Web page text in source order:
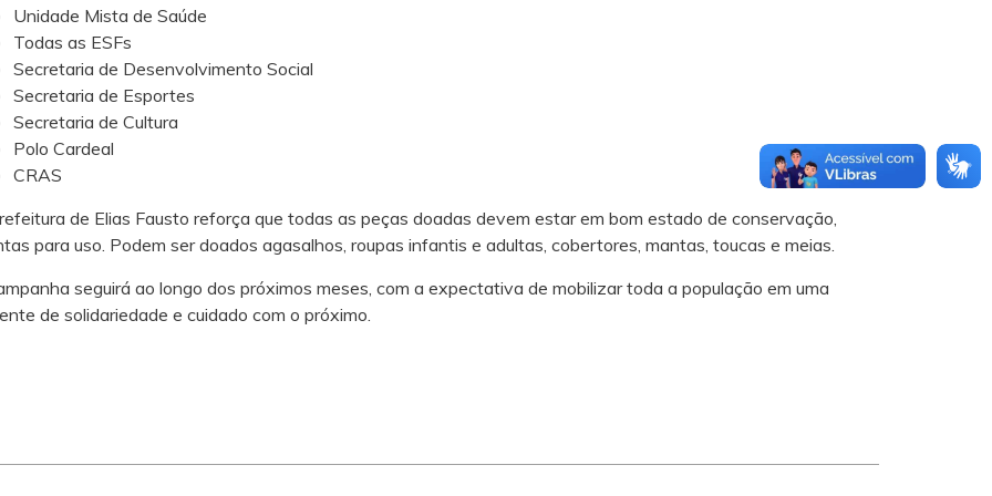
Unidade Mista de Saúde
Todas as ESFs
Secretaria de Desenvolvimento Social
Secretaria de Esportes
Secretaria de Cultura
Polo Cardeal
CRAS
de Elias Fausto reforça que todas as peças doadas devem estar em bom estado de conservação,
para uso. Podem ser doados agasalhos, roupas infantis e adultas, cobertores, mantas, toucas e meias.
seguirá ao longo dos próximos meses, com a expectativa de mobilizar toda a população em uma
de solidariedade e cuidado com o próximo.